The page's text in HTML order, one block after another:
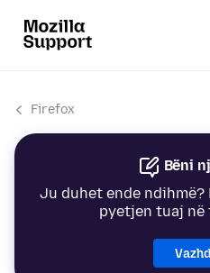
Firefox
Bëni
Ju duhet ende ndihmë?
pyetjen tuaj